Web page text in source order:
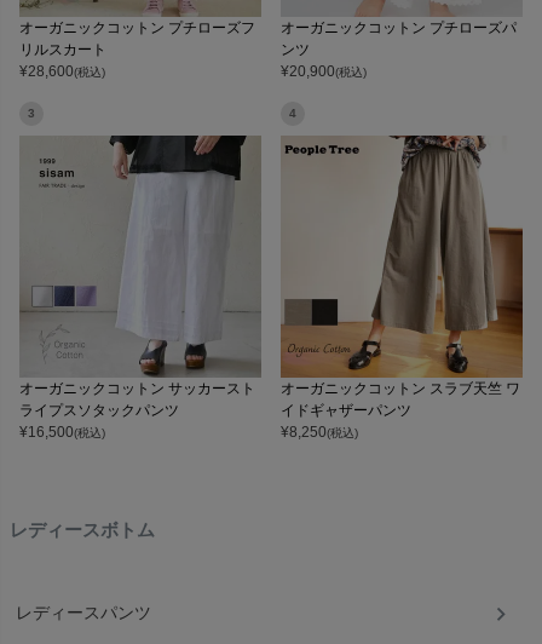
オーガニックコットン プチローズフ
リルスカート
¥28,600(税込)
オーガニックコットン プチローズパ
ンツ
¥20,900(税込)
3
オーガニックコットン サッカースト
ライプスソタックパンツ
¥16,500(税込)
4
オーガニックコットン スラブ天竺 ワ
イドギャザーパンツ
¥8,250(税込)
レディースボトム
レディースパンツ